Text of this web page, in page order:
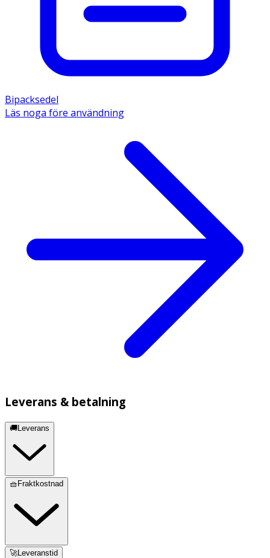
Bipacksedel
Läs noga före användning
Leverans & betalning
🚚Leverans
🧺Fraktkostnad
🚀Leveranstid